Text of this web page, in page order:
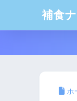
補食
ホ